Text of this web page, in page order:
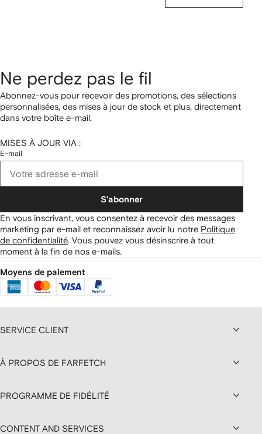
Ne perdez pas le fil
Abonnez-vous pour recevoir des promotions, des sélections
personnalisées, des mises à jour de stock et plus, directement
dans votre boîte e-mail.
MISES À JOUR VIA :
E-mail
S'abonner
En vous inscrivant, vous consentez à recevoir des messages
marketing par e-mail et reconnaissez avoir lu notre Politique
de confidentialité. Vous pouvez vous désinscrire à tout
moment à la fin de nos e-mails.
Moyens de paiement
SERVICE CLIENT
À PROPOS DE FARFETCH
PROGRAMME DE FIDÉLITÉ
CONTENT AND SERVICES